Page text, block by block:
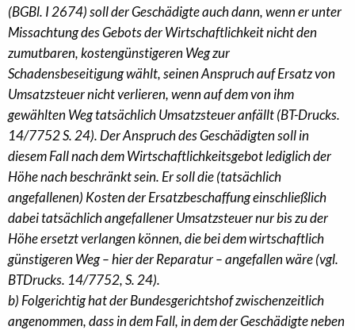
(BGBl. I 2674) soll der Geschädigte auch dann, wenn er unter
Missachtung des Gebots der Wirtschaftlichkeit nicht den
zumutbaren, kostengünstigeren Weg zur
Schadensbeseitigung wählt, seinen Anspruch auf Ersatz von
Umsatzsteuer nicht verlieren, wenn auf dem von ihm
gewählten Weg tatsächlich Umsatzsteuer anfällt (BT-Drucks.
14/7752 S. 24). Der Anspruch des Geschädigten soll in
diesem Fall nach dem Wirtschaftlichkeitsgebot lediglich der
Höhe nach beschränkt sein. Er soll die (tatsächlich
angefallenen) Kosten der Ersatzbeschaffung einschließlich
dabei tatsächlich angefallener Umsatzsteuer nur bis zu der
Höhe ersetzt verlangen können, die bei dem wirtschaftlich
günstigeren Weg – hier der Reparatur – angefallen wäre (vgl.
BTDrucks. 14/7752, S. 24).
b) Folgerichtig hat der Bundesgerichtshof zwischenzeitlich
angenommen, dass in dem Fall, in dem der Geschädigte neben